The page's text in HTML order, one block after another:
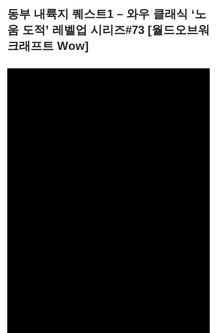
동부 내륙지 퀘스트1 – 와우 클래식 ‘노
움 도적’ 레벨업 시리즈#73 [월드오브워
크래프트 Wow]